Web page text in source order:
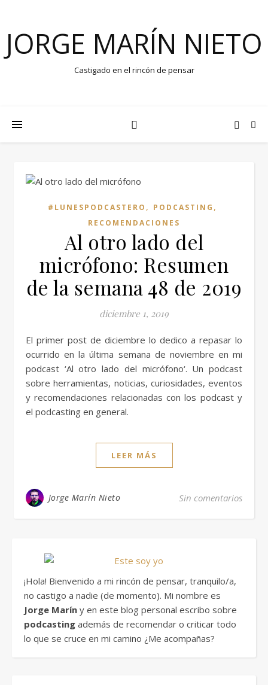
JORGE MARÍN NIETO
Castigado en el rincón de pensar
#LUNESPODCASTERO , PODCASTING ,
RECOMENDACIONES
Al otro lado del
micrófono: Resumen
de la semana 48 de 2019
diciembre 1, 2019
El primer post de diciembre lo dedico a repasar lo
ocurrido en la última semana de noviembre en mi
podcast ‘Al otro lado del micrófono‘. Un podcast
sobre herramientas, noticias, curiosidades, eventos
y recomendaciones relacionadas con los podcast y
el podcasting en general.
LEER MÁS
Jorge Marín Nieto Sin comentarios
¡Hola! Bienvenido a mi rincón de pensar, tranquilo/a,
no castigo a nadie (de momento). Mi nombre es
Jorge Marín y en este blog personal escribo sobre
podcasting además de recomendar o criticar todo
lo que se cruce en mi camino ¿Me acompañas?